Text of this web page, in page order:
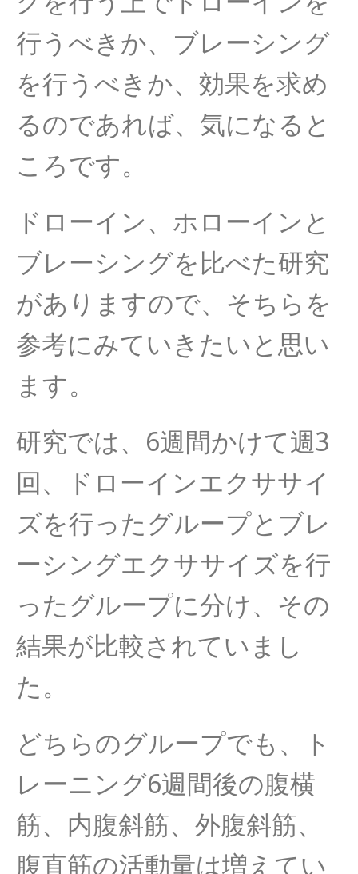
行うべきか、ブレーシング
を行うべきか、効果を求め
るのであれば、気になると
ころです。
ドローイン、ホローインと
ブレーシングを比べた研究
がありますので、そちらを
参考にみていきたいと思い
ます。
研究では、6週間かけて週3
回、ドローインエクササイ
ズを行ったグループとブレ
ーシングエクササイズを行
ったグループに分け、その
結果が比較されていまし
た。
どちらのグループでも、ト
レーニング6週間後の腹横
筋、内腹斜筋、外腹斜筋、
腹直筋の活動量は増えてい